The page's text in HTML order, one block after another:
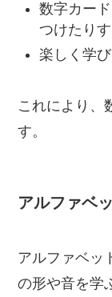
数字カー
つけたり
楽しく学
これにより、
す。
アルファベ
アルファベッ
の形や音を学